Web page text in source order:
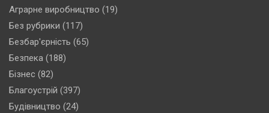
Аграрне виробництво (19)
Без рубрики (117)
Безбар'єрність (65)
Безпека (188)
Бізнес (82)
Благоустрій (397)
Будівництво (24)